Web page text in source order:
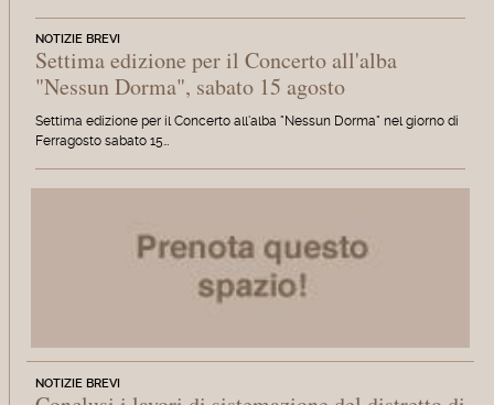
NOTIZIE BREVI
Settima edizione per il Concerto all'alba
"Nessun Dorma", sabato 15 agosto
Settima edizione per il Concerto all'alba "Nessun Dorma" nel giorno di
Ferragosto sabato 15…
NOTIZIE BREVI